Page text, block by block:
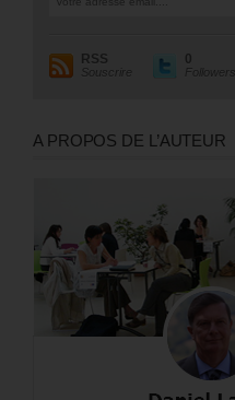
RSS
Souscrire
0
Followers
A PROPOS DE L’AUTEUR